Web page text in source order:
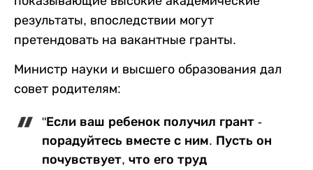
результаты, впоследствии могут
претендовать на вакантные гранты.
Министр науки и высшего образования дал
совет родителям:
"Если ваш ребенок получил грант -
порадуйтесь вместе с ним. Пусть он
почувствует, что его труд